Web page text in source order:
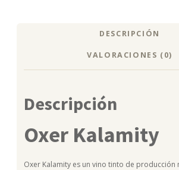
DESCRIPCIÓN
VALORACIONES (0)
Descripción
Oxer Kalamity
Oxer Kalamity es un vino tinto de producción